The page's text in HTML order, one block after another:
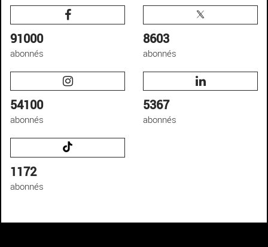
91000
abonnés
8603
abonnés
54100
abonnés
5367
abonnés
1172
abonnés